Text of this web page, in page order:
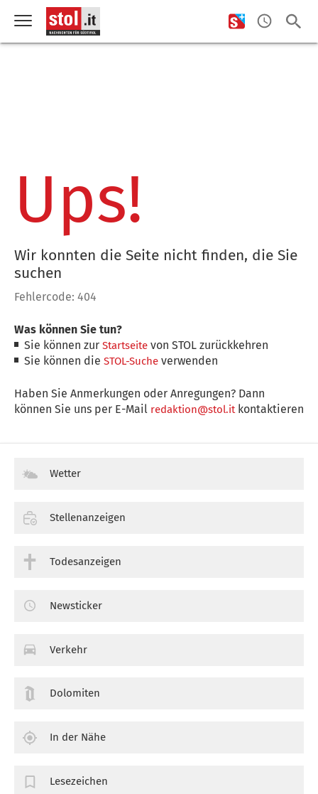
Ups!
Wir konnten die Seite nicht finden, die Sie
suchen
Fehlercode: 404
Was können Sie tun?
Sie können zurStartseite von STOL zurückkehren
Sie können dieSTOL-Suche verwenden
Haben Sie Anmerkungen oder Anregungen? Dann
können Sie uns per E-Mail redaktion@stol.itkontaktieren
Wetter
Stellenanzeigen
Todesanzeigen
Newsticker
Verkehr
Dolomiten
In der Nähe
Lesezeichen